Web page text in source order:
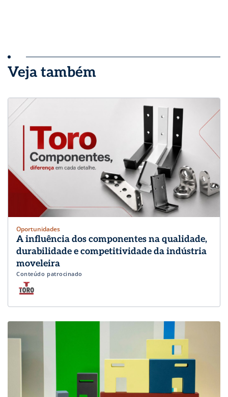
Veja também
Oportunidades
A influência dos componentes na qualidade,
durabilidade e competitividade da indústria
moveleira
Conteúdo patrocinado